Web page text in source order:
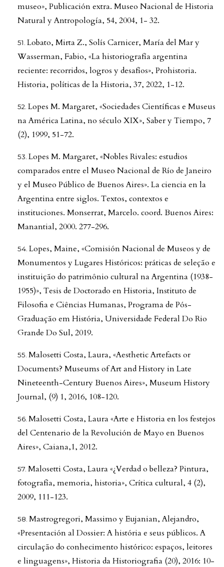
museo», Publicación extra. Museo Nacional de Historia
Natural y Antropología, 54, 2004, 1- 32.
Lobato, Mirta Z., Solís Carnicer, María del Mar y
Wasserman, Fabio, «La historiografía argentina
reciente: recorridos, logros y desafíos», Prohistoria.
Historia, políticas de la Historia, 37, 2022, 1-12.
Lopes M. Margaret, «Sociedades Científicas e Museus
na América Latina, no século XIX», Saber y Tiempo, 7
(2), 1999, 51-72.
Lopes M. Margaret, «Nobles Rivales: estudios
comparados entre el Museo Nacional de Río de Janeiro
y el Museo Público de Buenos Aires». La ciencia en la
Argentina entre siglos. Textos, contextos e
instituciones. Monserrat, Marcelo. coord. Buenos Aires:
Manantial, 2000. 277-296.
Lopes, Maine, «Comisión Nacional de Museos y de
Monumentos y Lugares Históricos: práticas de seleção e
instituição do patrimônio cultural na Argentina (1938-
1955)», Tesis de Doctorado en Historia, Instituto de
Filosofia e Ciências Humanas, Programa de Pós-
Graduação em História, Universidade Federal Do Rio
Grande Do Sul, 2019.
Malosetti Costa, Laura, «Aesthetic Artefacts or
Documents? Museums of Art and History in Late
Nineteenth-Century Buenos Aires», Museum History
Journal, (9) 1, 2016, 108-120.
Malosetti Costa, Laura «Arte e Historia en los festejos
del Centenario de la Revolución de Mayo en Buenos
Aires», Caiana,1, 2012.
Malosetti Costa, Laura «¿Verdad o belleza? Pintura,
fotografía, memoria, historia», Crítica cultural, 4 (2),
2009, 111-123.
Mastrogregori, Massimo y Eujanian, Alejandro,
«Presentación al Dossier: A história e seus públicos. A
circulação do conhecimento histórico: espaços, leitores
e linguagens», Historia da Historiografia (20), 2016: 10-